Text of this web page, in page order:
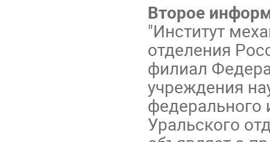
Второе
"Институт
отделения
филиал
учреждения
федерального
Уральского